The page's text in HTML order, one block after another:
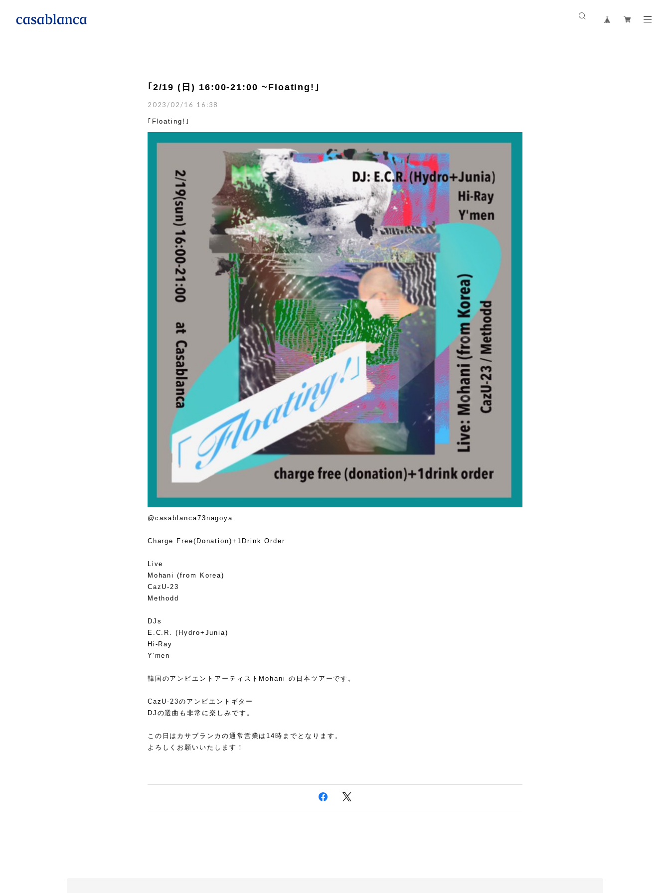
｢2/19 (日) 16:00-21:00 ~Floating!｣
2023/02/16 16:38
｢Floating!｣
@casablanca73nagoya
Charge Free(Donation)+1Drink Order
Live
Mohani (from Korea)
CazU-23
Methodd
DJs
E.C.R. (Hydro+Junia)
Hi-Ray
Y'men
韓国のアンビエントアーティストMohani の日本ツアーです。
CazU-23のアンビエントギター
DJの選曲も非常に楽しみです。
この日はカサブランカの通常営業は14時までとなります。
よろしくお願いいたします！